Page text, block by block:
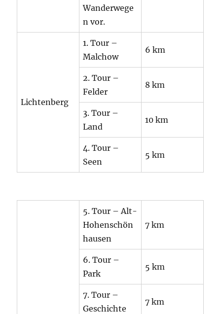
Wanderwege
n vor.
Lichtenberg
1. Tour –
Malchow
6 km
2. Tour –
Felder
8 km
3. Tour –
Land
10 km
4. Tour –
Seen
5 km
5. Tour – Alt-
Hohenschön
hausen
7 km
6. Tour –
Park
5 km
7. Tour –
Geschichte
7 km